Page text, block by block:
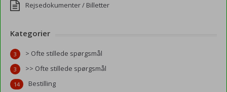
Rejsedokumenter / Billetter
Kategorier
> Ofte stillede spørgsmål
3
>> Ofte stillede spørgsmål
3
Bestilling
14